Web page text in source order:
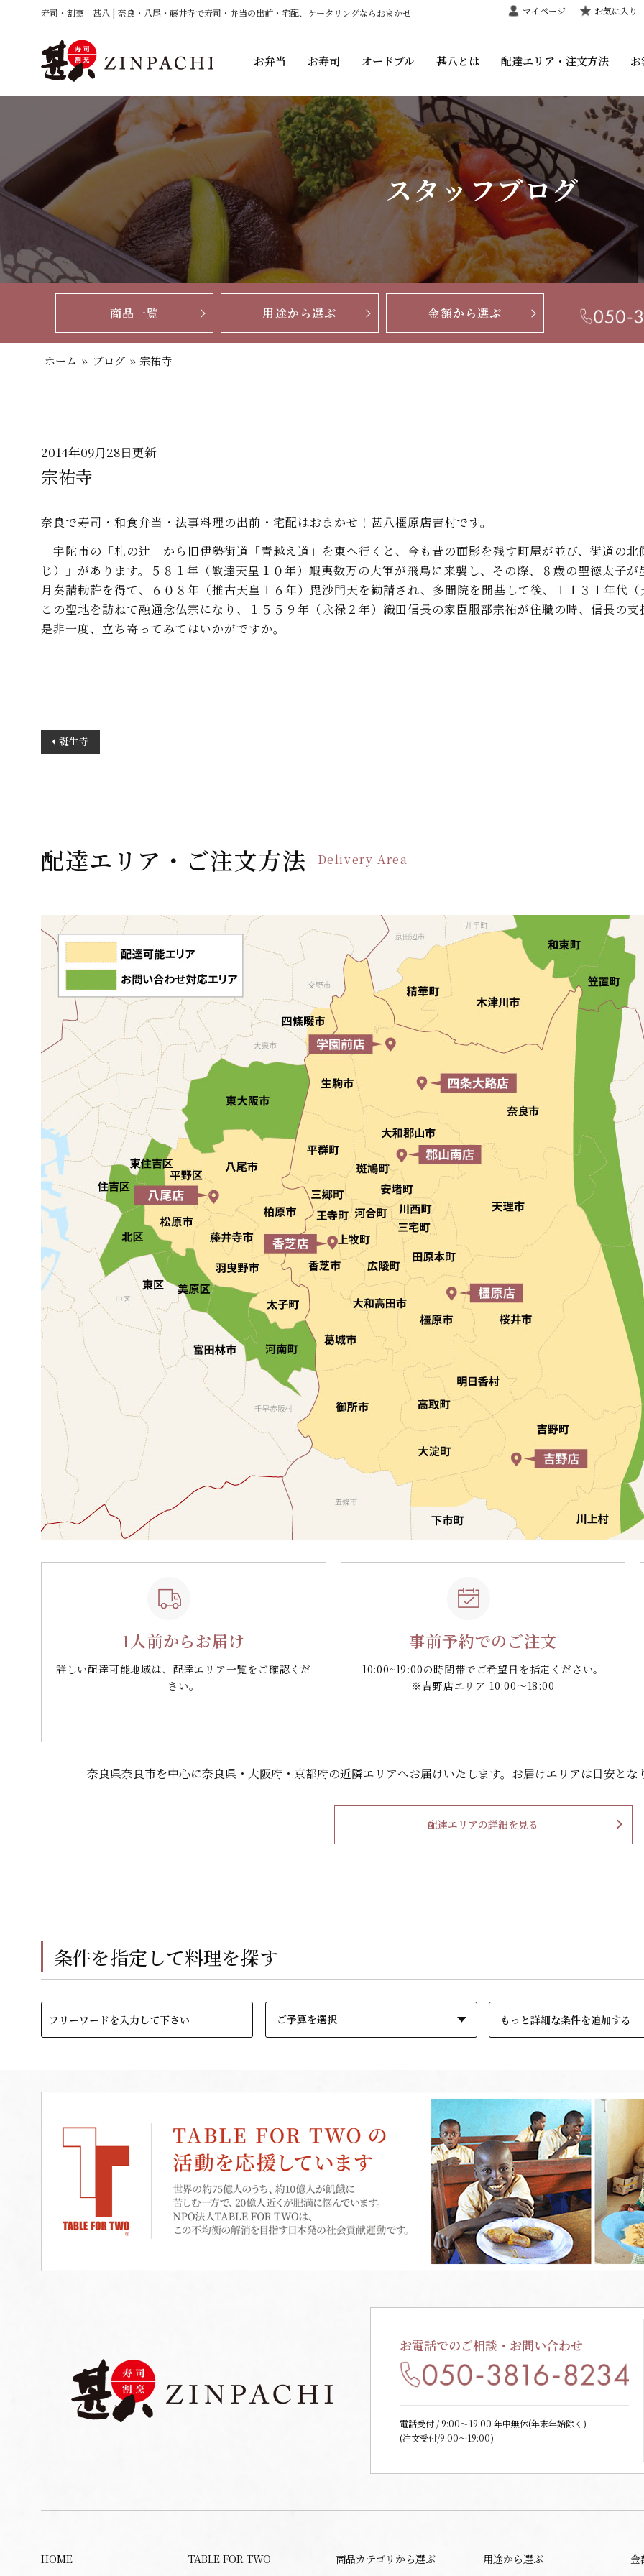
ン
プ
寿司・割烹 甚八 | 奈良・八尾・藤井寺で寿司・弁当の出前・宅配、ケータリングならおまかせ マイページ お気に入り
お弁当 お寿司 オードブル 甚八とは 配達エリア・注文方法
スタッフブログ
商品一覧 用途から選ぶ 金額から選ぶ
ホーム » ブログ » 宗祐寺
2014年09月28日更新
宗祐寺
奈良で寿司・和食弁当・法事料理の出前・宅配はおまかせ！甚八橿原店吉村です。
宇陀市の「札の辻」から旧伊勢街道「青越え道」を東へ行くと、今も昔の面影を残す町屋が並び、街道の
じ）」があります。５８１年（敏達天皇１０年）蝦夷数万の大軍が飛鳥に来襲し、その際、８歳の聖徳太子
月奏請勅許を得て、６０８年（推古天皇１６年）毘沙門天を勧請され、多聞院を開基して後、１１３１年代
この聖地を訪ねて融通念仏宗になり、１５５９年（永禄２年）織田信長の家臣服部宗祐が住職の時、信長の
是非一度、立ち寄ってみてはいかがですか。
稿
シ
ョ
誕生寺
配達エリア・ご注文方法 Delivery Area
1人前からお届け
詳しい配達可能地域は、配達エリア一覧をご確認くだ
さい。
事前予約でのご注文
10:00~19:00の時間帯で ご希望日を指定ください。
※吉野店エリア 10:00～18:00
奈良県奈良市を中心に奈良県・大阪府・京都府の近隣エリアへお届けいたします。 お届けエリアは目安とな
配達エリアの詳細を見る
条件を指定して料理を探す
もっと詳細な条件を追加する
お電話でのご相談・お問い合わせ
電話受付 / 9:00〜19:00 年中無休(年末年始除く)
(注文受付/9:00～19:00)
HOME
TABLE FOR TWO
商品カテゴリから選ぶ
用途から選ぶ
金